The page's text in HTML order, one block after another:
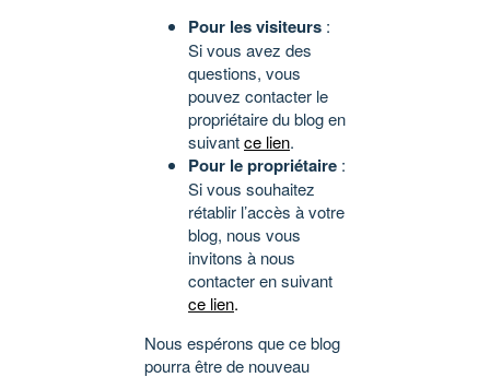
Pour les visiteurs :
Si vous avez des
questions, vous
pouvez contacter le
propriétaire du blog en
suivantce lien.
Pour le propriétaire :
Si vous souhaitez
rétablir l’accès à votre
blog, nous vous
invitons à nous
contacter en suivant
ce lien.
Nous espérons que ce blog
pourra être de nouveau